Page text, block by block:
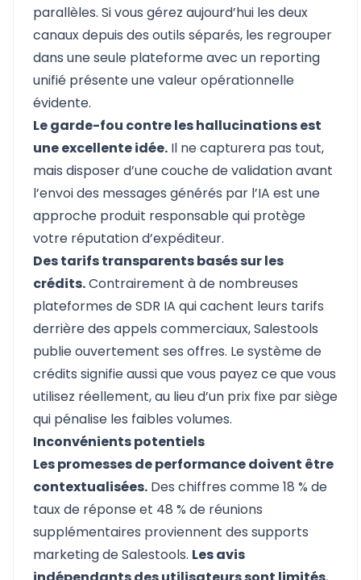
parallèles. Si vous gérez aujourd’hui les deux
canaux depuis des outils séparés, les regrouper
dans une seule plateforme avec un reporting
unifié présente une valeur opérationnelle
évidente.
Le garde-fou contre les hallucinations est
une excellente idée. Il ne capturera pas tout,
mais disposer d’une couche de validation avant
l’envoi des messages générés par l’IA est une
approche produit responsable qui protège
votre réputation d’expéditeur.
Des tarifs transparents basés sur les
crédits.Contrairement à de nombreuses
plateformes de SDR IA qui cachent leurs tarifs
derrière des appels commerciaux, Salestools
publie ouvertement ses offres. Le système de
crédits signifie aussi que vous payez ce que vous
utilisez réellement, au lieu d’un prix fixe par siège
qui pénalise les faibles volumes.
Inconvénients potentiels
Les promesses de performance doivent être
contextualisées. Des chiffres comme 18 % de
taux de réponse et 48 % de réunions
supplémentaires proviennent des supports
marketing de Salestools. Les avis